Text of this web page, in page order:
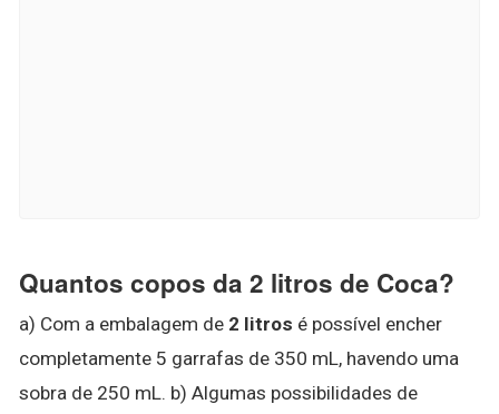
Quantos copos da 2 litros de Coca?
a) Com a embalagem de 2 litros é possível encher
completamente 5 garrafas de 350 mL, havendo uma
sobra de 250 mL. b) Algumas possibilidades de